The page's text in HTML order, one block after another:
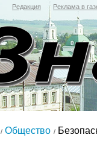
Редакция Реклама в
Общество